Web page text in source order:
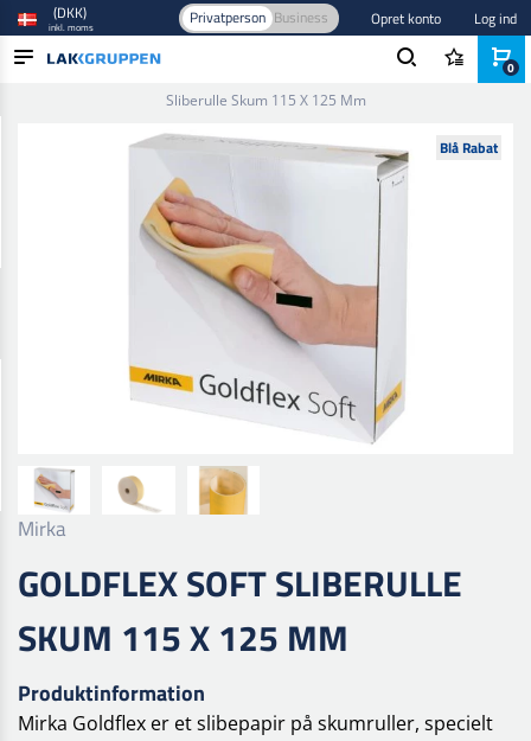
(DKK)
inkl. moms Privatperson Business Opret konto Log ind
Sliberulle Skum 115 X 125 Mm
Blå Rabat
Mirka
GOLDFLEX SOFT SLIBERULLE
SKUM 115 X 125 MM
Produktinformation
Mirka Goldflex er et slibepapir på skumruller, specielt
0